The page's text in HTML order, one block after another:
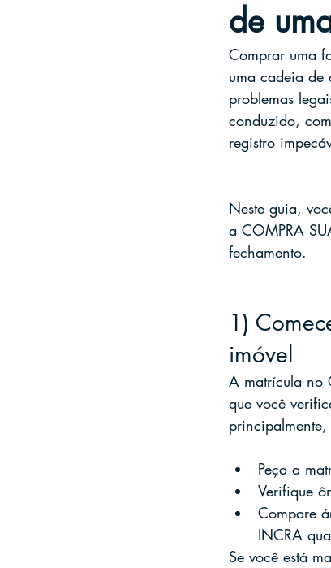
de
Comprar uma
uma cadeia de
problemas
conduzido,
registro
Neste guia,
a COMPRA
fechamento.
1)
imóvel
A matrícula no
que você
principalmente,
Peça a
Verifique
Compare
INCRA
Se você está